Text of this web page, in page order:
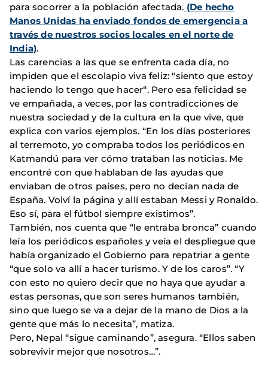
para socorrer a la población afectada. (De hecho
Manos Unidas ha enviado fondos de emergencia a
través de nuestros socios locales en el norte de
India).
Las carencias a las que se enfrenta cada día, no
impiden que el escolapio viva feliz: "siento que estoy
haciendo lo tengo que hacer“. Pero esa felicidad se
ve empañada, a veces, por las contradicciones de
nuestra sociedad y de la cultura en la que vive, que
explica con varios ejemplos. “En los días posteriores
al terremoto, yo compraba todos los periódicos en
Katmandú para ver cómo trataban las noticias. Me
encontré con que hablaban de las ayudas que
enviaban de otros países, pero no decían nada de
España. Volví la página y allí estaban Messi y Ronaldo.
Eso sí, para el fútbol siempre existimos”.
También, nos cuenta que “le entraba bronca” cuando
leía los periódicos españoles y veía el despliegue que
había organizado el Gobierno para repatriar a gente
“que solo va allí a hacer turismo. Y de los caros”. “Y
con esto no quiero decir que no haya que ayudar a
estas personas, que son seres humanos también,
sino que luego se va a dejar de la mano de Dios a la
gente que más lo necesita”, matiza.
Pero, Nepal “sigue caminando”, asegura. “Ellos saben
sobrevivir mejor que nosotros…”.